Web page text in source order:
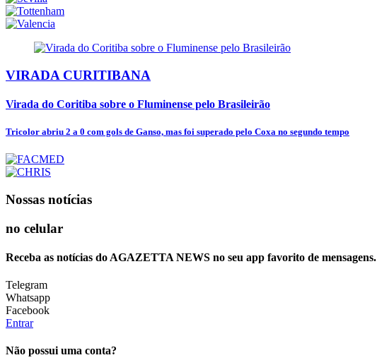
VIRADA CURITIBANA
Virada do Coritiba sobre o Fluminense pelo Brasileirão
Tricolor abriu 2 a 0 com gols de Ganso, mas foi superado pelo Coxa no segundo tempo
Nossas notícias
no celular
Receba as notícias do AGAZETTA NEWS no seu app favorito de mensagens.
Telegram
Whatsapp
Facebook
Entrar
Não possui uma conta?